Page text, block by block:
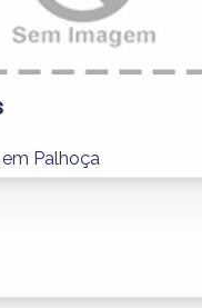
Palhoça